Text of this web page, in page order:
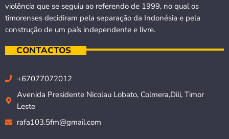
violência que se seguiu ao referendo de 1999, no qual os
timorenses decidiram pela separação da Indonésia e pela
construção de um país independente e livre.
CONTACTOS
+67077072012
Avenida Presidente Nicolau Lobato, Colmera,Dili, Timor
Leste
rafa103.5fm@gmail.com